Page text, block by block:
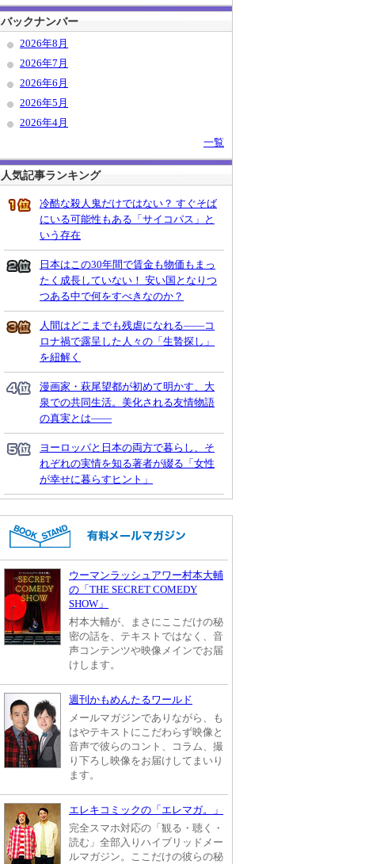
バックナンバー
2026年8月
2026年7月
2026年6月
2026年5月
2026年4月
一覧
人気記事ランキング
冷酷な殺人鬼だけではない？ すぐそば
にいる可能性もある「サイコパス」と
いう存在
日本はこの30年間で賃金も物価もまっ
たく成長していない！ 安い国となりつ
つある中で何をすべきなのか？
人間はどこまでも残虐になれる――コ
ロナ禍で露呈した人々の「生贄探し」
を紐解く
漫画家・萩尾望都が初めて明かす、大
泉での共同生活。美化される友情物語
の真実とは――
ヨーロッパと日本の両方で暮らし、そ
れぞれの実情を知る著者が綴る「女性
が幸せに暮らすヒント」
ウーマンラッシュアワー村本大輔
の「THE SECRET COMEDY
SHOW」
村本大輔が、まさにここだけの秘
密の話を、テキストではなく、音
声コンテンツや映像メインでお届
けします。
週刊かもめんたるワールド
メールマガジンでありながら、も
はやテキストにこだわらず映像と
音声で彼らのコント、コラム、撮
り下ろし映像をお届けしてまいり
ます。
エレキコミックの「エレマガ。」
完全スマホ対応の「観る・聴く・
読む」全部入りハイブリッドメー
ルマガジン。ここだけの彼らの秘